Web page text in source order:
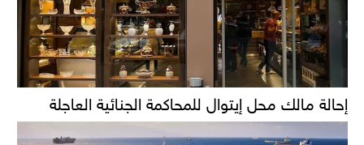
إحالة مالك محل إيتوال للمحاكمة الجنائية العاجلة